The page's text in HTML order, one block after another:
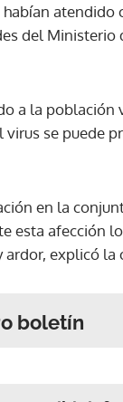
habían
del
a la
se puede
en la
esta afección
ardor, explicó
boletín